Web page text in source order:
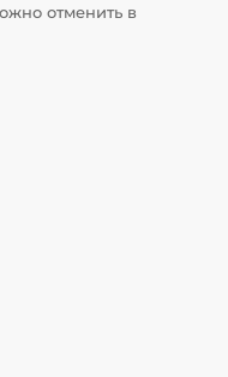
отменить в